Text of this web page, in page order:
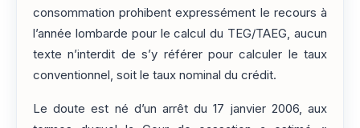
consommation prohibent expressément le recours à
l’année lombarde pour le calcul du TEG/TAEG, aucun
texte n’interdit de s’y référer pour calculer le taux
conventionnel, soit le taux nominal du crédit.
Le doute est né d’un arrêt du 17 janvier 2006, aux